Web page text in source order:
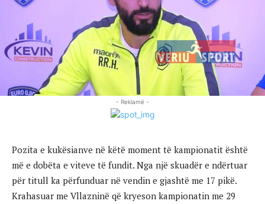
- Reklamë -
Pozita e kukësianve në këtë moment të kampionatit është
më e dobëta e viteve të fundit. Nga një skuadër e ndërtuar
për titull ka përfunduar në vendin e gjashtë me 17 pikë.
Krahasuar me Vllazninë që kryeson kampionatin me 29